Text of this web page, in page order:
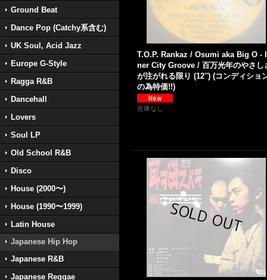
Ground Beat
Dance Pop (Catchy系含む)
UK Soul, Acid Jazz
Europe G-Style
Ragga R&B
Dancehall
Lovers
Soul LP
Old School R&B
Disco
House (2000〜)
House (1990〜1999)
Latin House
Japanese Hip Hop
Japanese R&B
Japanese Reggae
T.O.P. Rankaz / Osumi aka Big O -
ner City Groove / 百万光年のやさし
が注がれる限り (12'') (コンディショ
の為特価!!)
在庫なし